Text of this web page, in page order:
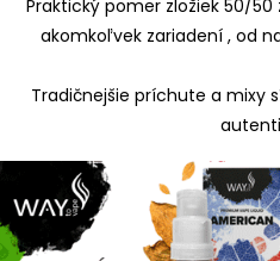
Praktický pomer zložiek 50/
akomkoľvek zariadení , od
Tradičnejšie príchute a mixy